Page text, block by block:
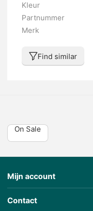
Kleur
Partnummer
Merk
Find similar
On Sale
Mijn account
Contact